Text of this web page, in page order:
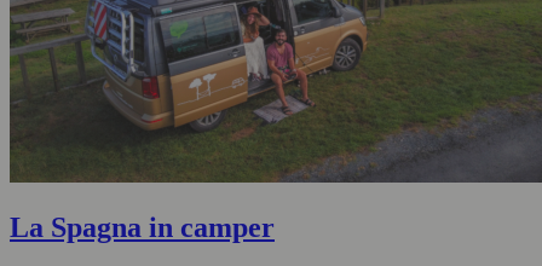
La Spagna in camper